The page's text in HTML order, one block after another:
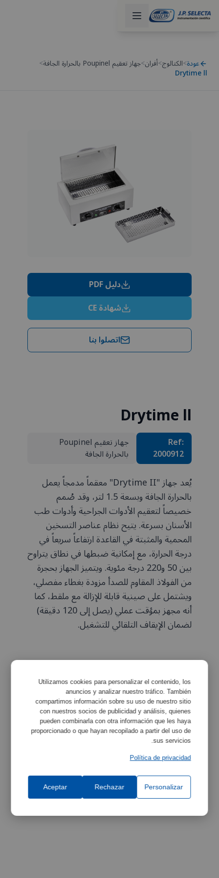
عودة>الكتالوج>أفران>جهاز تعقيم Poupinel بالحرارة الجافة >
Drytime ll
دليل PDF
شهادة CE
اتصلوا بنا
Drytime ll
Ref:
2000912
جهاز تعقيم Poupinel
بالحرارة الجافة
يُعد جهاز "Drytime II" معقماً مدمجاً يعمل
بالحرارة الجافة وبسعة 1.5 لتر، وقد صُمم
خصيصاً لتعقيم الأدوات الجراحية وأدوات طب
الأسنان بسرعة. يتيح نظام عناصر التسخين
المحمية والمثبتة في القاعدة ارتفاعاً سريعاً في
درجة الحرارة، مع إمكانية ضبطها في نطاق يتراوح
بين 50 و220 درجة مئوية. ويتميز الجهاز بحجرة
من الفولاذ المقاوم للصدأ مزودة بغطاء مفصلي،
ويشتمل على صينية قابلة للإزالة مع ملقط، كما
أنه مجهز بمؤقت عملي (يصل إلى 120 دقيقة)
لضمان الإيقاف التلقائي للتشغيل.
الخصائص تكبير
مواصفات المعدات تكبير
Utilizamos cookies para personalizar el contenido, los
anuncios y analizar nuestro tráfico. También
compartimos información sobre su uso de nuestro sitio
con nuestros socios de publicidad y análisis, quienes
pueden combinarla con otra información que les haya
proporcionado o que hayan recopilado a partir del uso de
sus servicios.
Política de privacidad
Personalizar
Rechazar
Aceptar